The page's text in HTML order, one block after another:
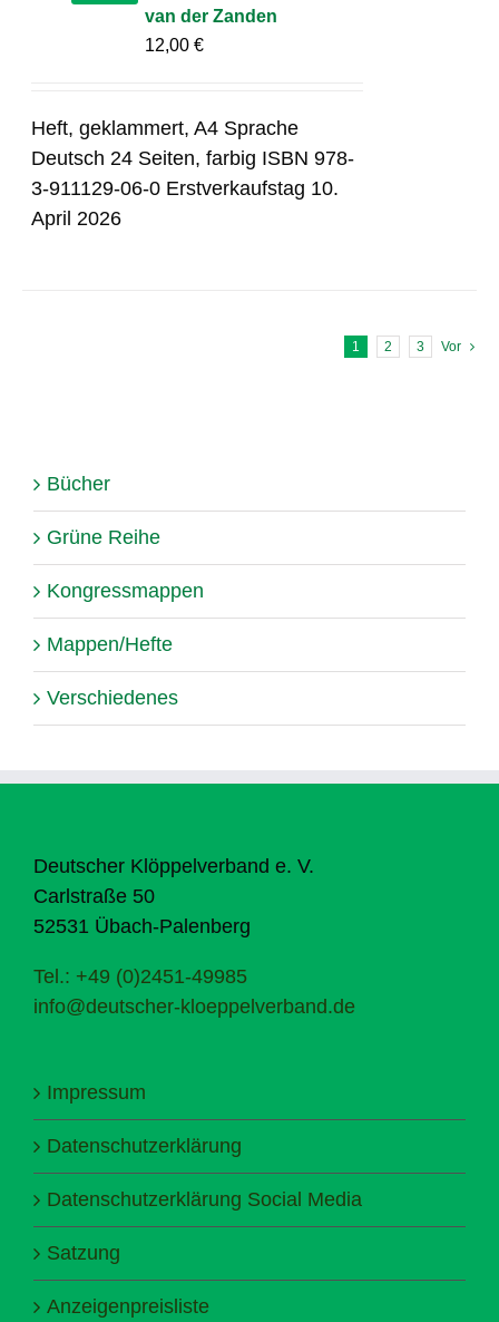
van der Zanden
12,00€
Heft, geklammert, A4 Sprache
Deutsch 24 Seiten, farbig ISBN 978-
3-911129-06-0 Erstverkaufstag 10.
April 2026
1 2 3 Vor
Bücher
Grüne Reihe
Kongressmappen
Mappen/Hefte
Verschiedenes
Deutscher Klöppelverband e. V.
Carlstraße 50
52531 Übach-Palenberg
Tel.: +49 (0)2451-49985
info@deutscher-kloeppelverband.de
Impressum
Datenschutzerklärung
Datenschutzerklärung Social Media
Satzung
Anzeigenpreisliste